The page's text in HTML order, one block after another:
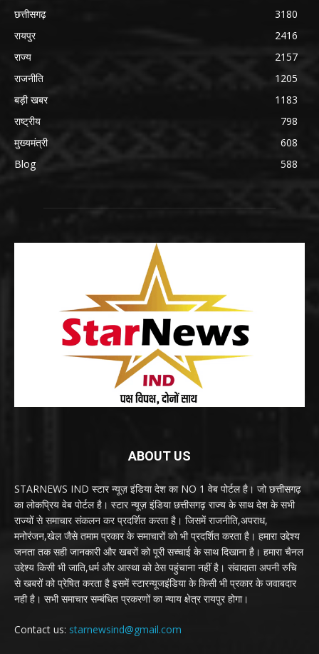
छत्तीसगढ़
3180
रायपुर
2416
राज्य
2157
राजनीति
1205
बड़ी खबर
1183
राष्ट्रीय
798
मुख्यमंत्री
608
Blog
588
ABOUT US
STARNEWS IND स्टार न्यूज़ इंडिया देश का NO 1 वेब पोर्टल है। जो छत्तीसगढ़
का लोकप्रिय वेब पोर्टल है। स्टार न्यूज़ इंडिया छत्तीसगढ़ राज्य के साथ देश के सभी
राज्यों से समाचार संकलन कर प्रदर्शित करता है। जिसमें राजनीति,अपराध,
मनोरंजन,खेल जैसे तमाम प्रकार के समाचारों को भी प्रदर्शित करता है। हमारा उद्देश्य
जनता तक सही जानकारी और खबरों को पूरी सच्चाई के साथ दिखाना है। हमारा चैनल
उद्देश्य किसी भी जाति,धर्म और आस्था को ठेस पहुंचाना नहीं है। संवादाता अपनी रुचि
से खबरों को प्रेषित करता है इसमें स्टारन्यूजइंडिया के किसी भी प्रकार के जवाबदार
नही है। सभी समाचार सम्बंधित प्रकरणों का न्याय क्षेत्र रायपुर होगा।
Contact us: starnewsind@gmail.com